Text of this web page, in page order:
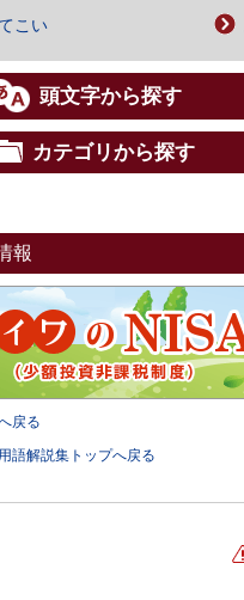
こい
頭文字から探す
カテゴリから探す
報
戻る
語解説集トップへ戻る